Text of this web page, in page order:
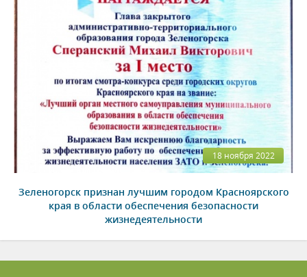
18 ноября 2022
Зеленогорск признан лучшим городом Красноярского
края в области обеспечения безопасности
жизнедеятельности